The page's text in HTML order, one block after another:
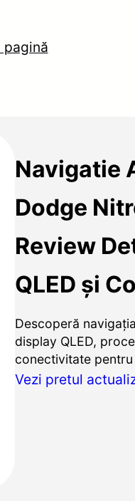
pagină
Navigatie
Dodge
Review
QLED și
Descoperă
display QLED,
conectivitate
Vezi pretul